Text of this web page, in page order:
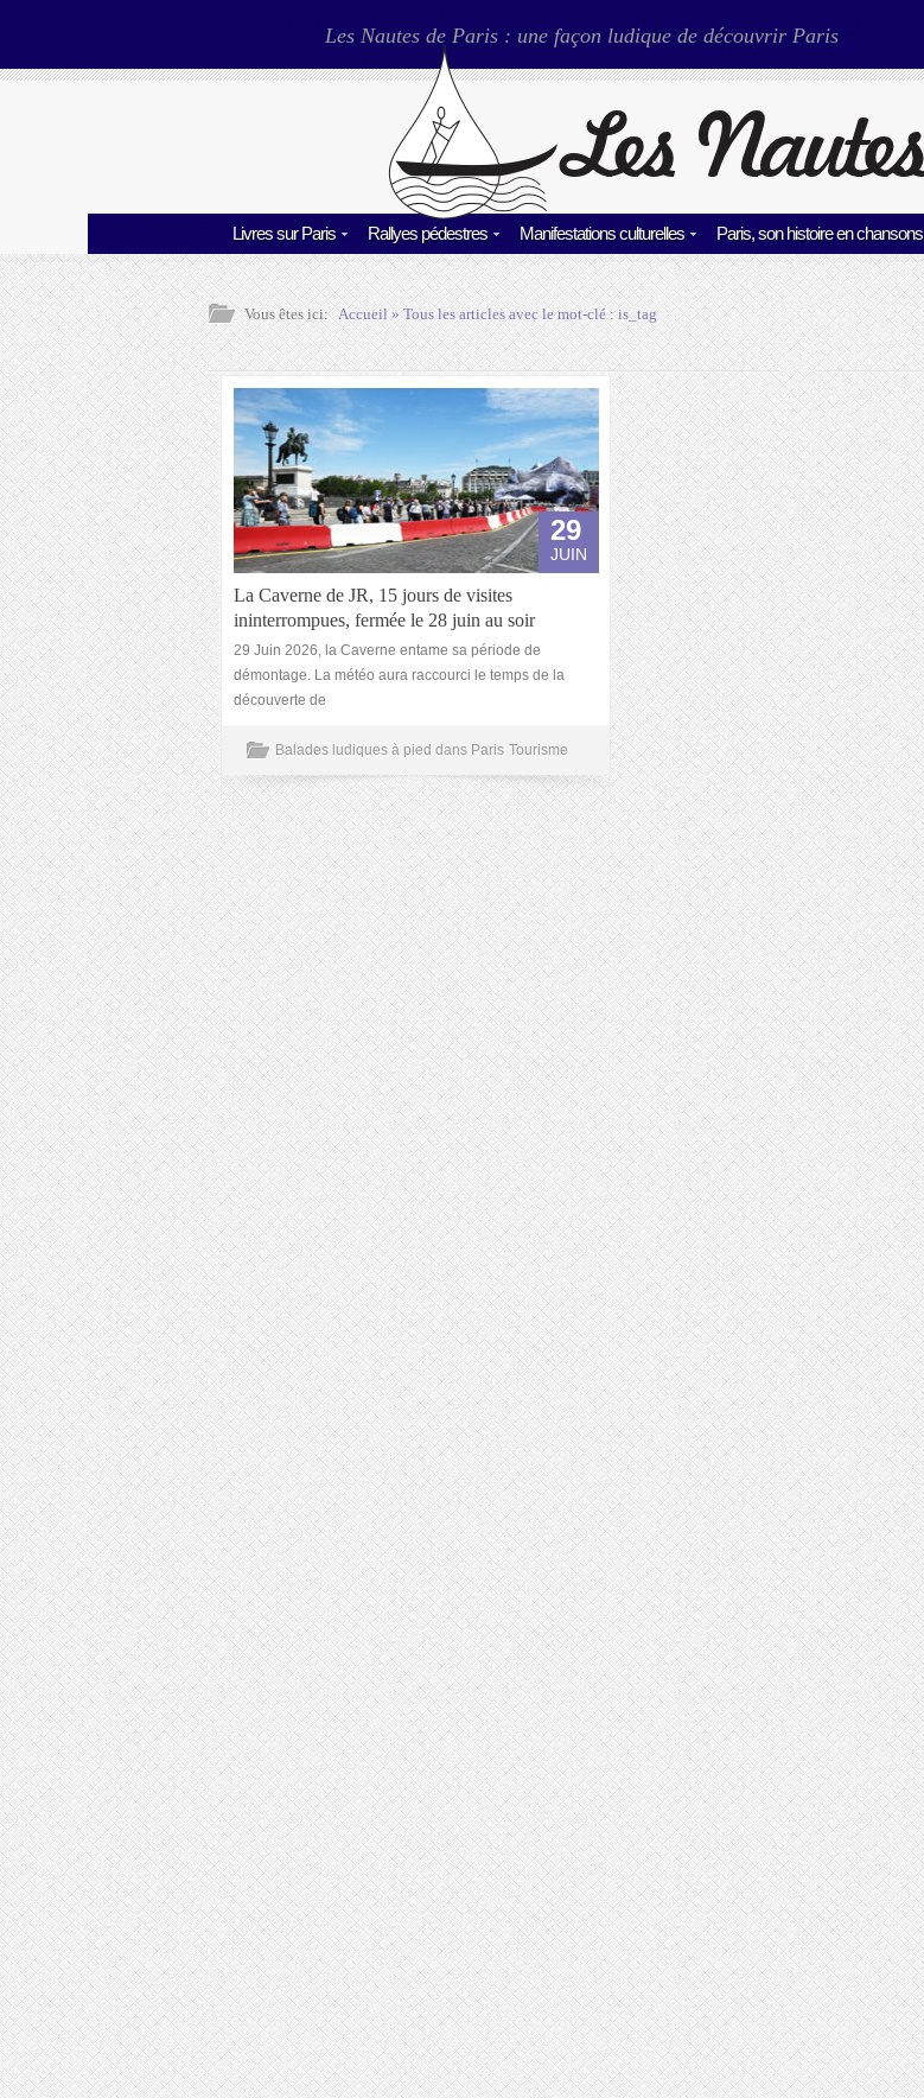
Les Nautes de Paris : une façon ludique de découvrir Paris
Livres sur Paris Rallyes pédestres Manifestations culturelles Paris, son histoire en chansons
Vous êtes ici: Accueil» Tous les articles avec le mot-clé :is_tag
29
JUIN
La Caverne de JR, 15 jours de visites
ininterrompues, fermée le 28 juin au soir
29 Juin 2026, la Caverne entame sa période de
démontage. La météo aura raccourci le temps de la
découverte de
Balades ludiques à pied dans Paris Tourisme